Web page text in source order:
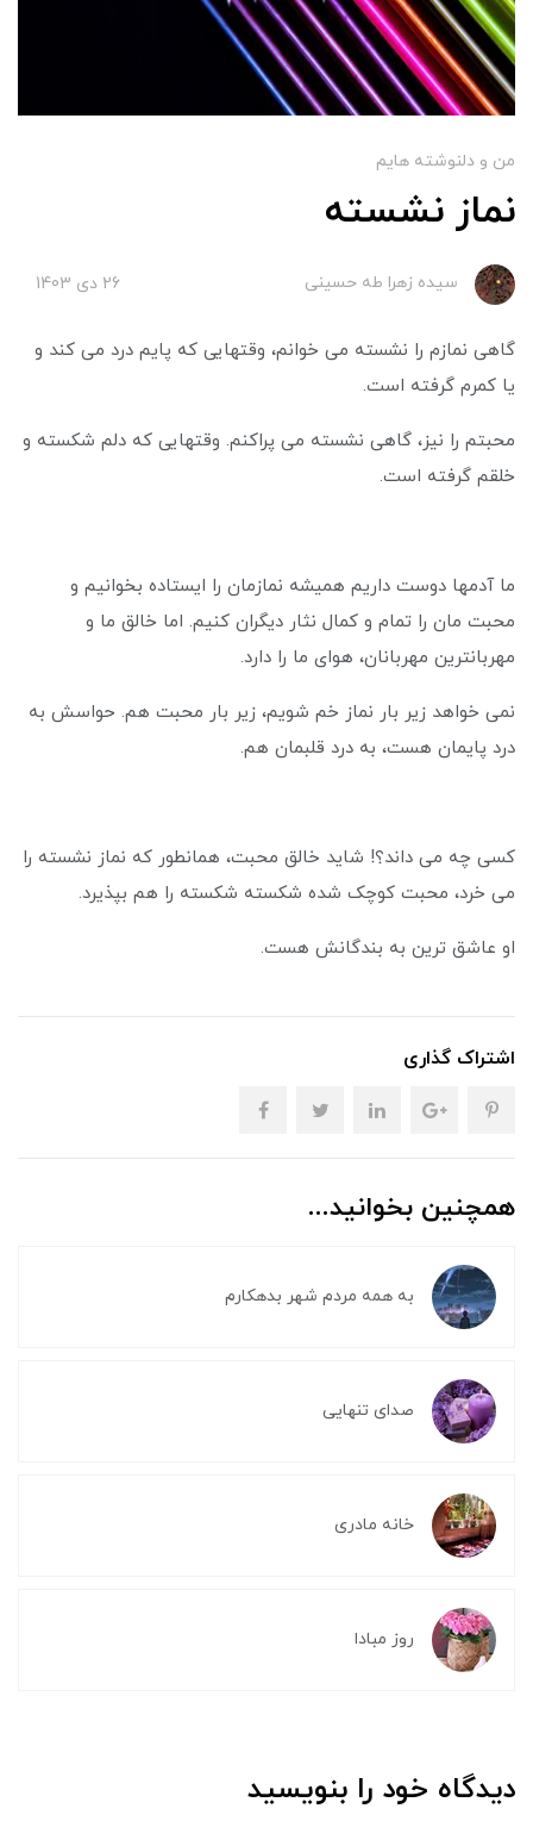
من و دلنوشته هایم
نماز نشسته
سیده زهرا طه حسینی 26 دی 1403
گاهی نمازم را نشسته می خوانم، وقتهایی که پایم درد می کند و
یا کمرم گرفته است.
محبتم را نیز، گاهی نشسته می پراکنم. وقتهایی که دلم شکسته و
خلقم گرفته است.
ما آدمها دوست داریم همیشه نمازمان را ایستاده بخوانیم و
محبت مان را تمام و کمال نثار دیگران کنیم. اما خالق ما و
مهربانترین مهربانان، هوای ما را دارد.
نمی خواهد زیر بار نماز خم شویم، زیر بار محبت هم. حواسش به
درد پایمان هست، به درد قلبمان هم.
کسی چه می داند؟! شاید خالق محبت، همانطور که نماز نشسته را
می خرد، محبت کوچک شده شکسته شکسته را هم بپذیرد.
او عاشق ترین به بندگانش هست.
اشتراک گذاری
همچنین بخوانید...
به همه مردم شهر بدهکارم
صدای تنهایی
خانه مادری
روز مبادا
دیدگاه خود را بنویسید